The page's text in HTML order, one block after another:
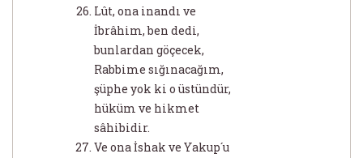
Lût, ona inandı ve
İbrâhim, ben dedi,
bunlardan göçecek,
Rabbime sığınacağım,
şüphe yok ki o üstündür,
hüküm ve hikmet
sâhibidir.
Ve ona İshak ve Yakup´u